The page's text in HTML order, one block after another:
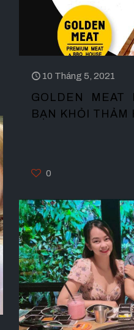
10 Tháng 5, 2021
GOLDEN MEAT
BẠN KHỎI THẢM
0